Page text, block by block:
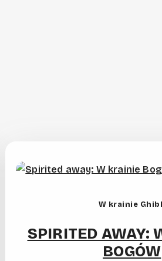
W krainie
SPIRITED AWAY:
BOGÓW